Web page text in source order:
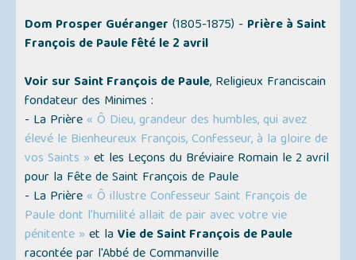
Dom Prosper Guéranger (1805-1875) - Prière à Saint
François de Paule fêté le 2 avril
Voir sur Saint François de Paule, Religieux Franciscain
fondateur des Minimes :
- La Prière « Ô Dieu, grandeur des humbles, qui avez
élevé le Bienheureux François, Confesseur, à la gloire de
vos Saints » et les Leçons du Bréviaire Romain le 2 avril
pour la Fête de Saint François de Paule
- La Prière « Ô illustre Confesseur Saint François de
Paule dont l’humilité allait de pair avec votre vie
pénitente » et laVie de Saint François de Paule
racontée par l'Abbé de Commanville